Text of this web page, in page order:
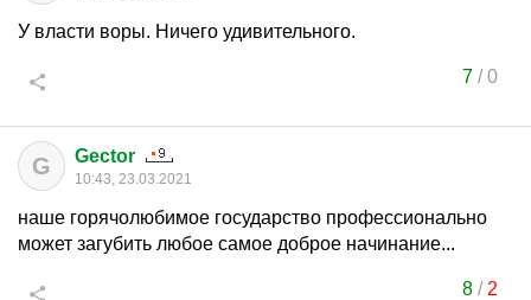
У власти воры. Ничего удивительного.
7/0
G Gector
10:43, 23.03.2021
наше горячолюбимое государство профессионально
может загубить любое самое доброе начинание...
8/ 2